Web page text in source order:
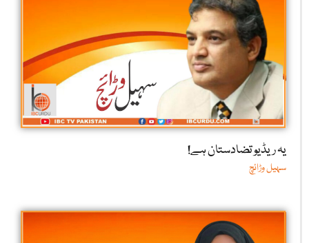
یہ ریڈیو تضادستان ہے!
سہیل وڑائچ